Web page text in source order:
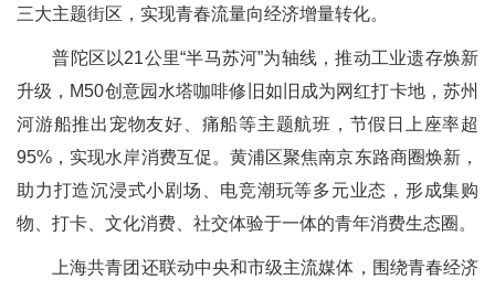
三大主题街区，实现青春流量向经济增量转化。
普陀区以21公里“半马苏河”为轴线，推动工业遗存焕新
升级，M50创意园水塔咖啡修旧如旧成为网红打卡地，苏州
河游船推出宠物友好、痛船等主题航班，节假日上座率超
95%，实现水岸消费互促。黄浦区聚焦南京东路商圈焕新，
助力打造沉浸式小剧场、电竞潮玩等多元业态，形成集购
物、打卡、文化消费、社交体验于一体的青年消费生态圈。
上海共青团还联动中央和市级主流媒体，围绕青春经济